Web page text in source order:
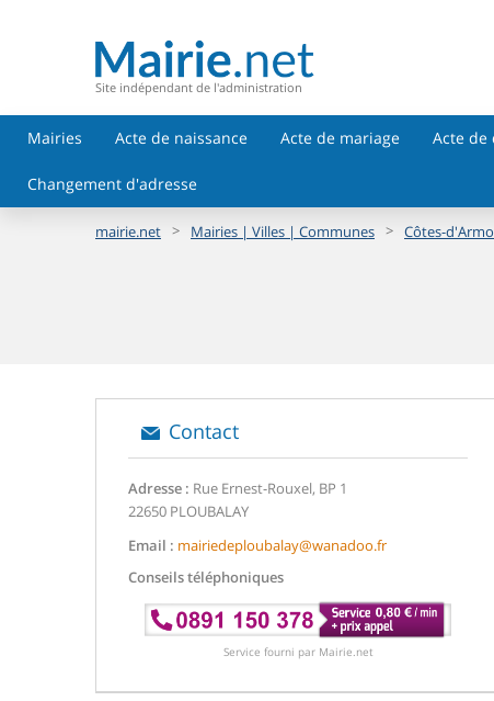
Site indépendant de l'administration
Mairies Acte de naissance Acte de mariage Acte de
Changement d'adresse
mairie.net > Mairies | Villes | Communes > Côtes-
Contact
Adresse : Rue Ernest-Rouxel, BP 1
22650 PLOUBALAY
Email : mairiedeploubalay@wanadoo.fr
Conseils téléphoniques
Service fourni par Mairie.net